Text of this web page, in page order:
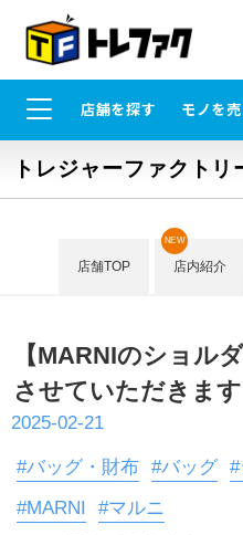
店舗を探す モノを
トレジャーファクト
店舗TOP 店内紹介
NEW
【MARNIのショル
させていただきます
2025-02-21
#バッグ・財布 #バッグ
#MARNI
#マルニ